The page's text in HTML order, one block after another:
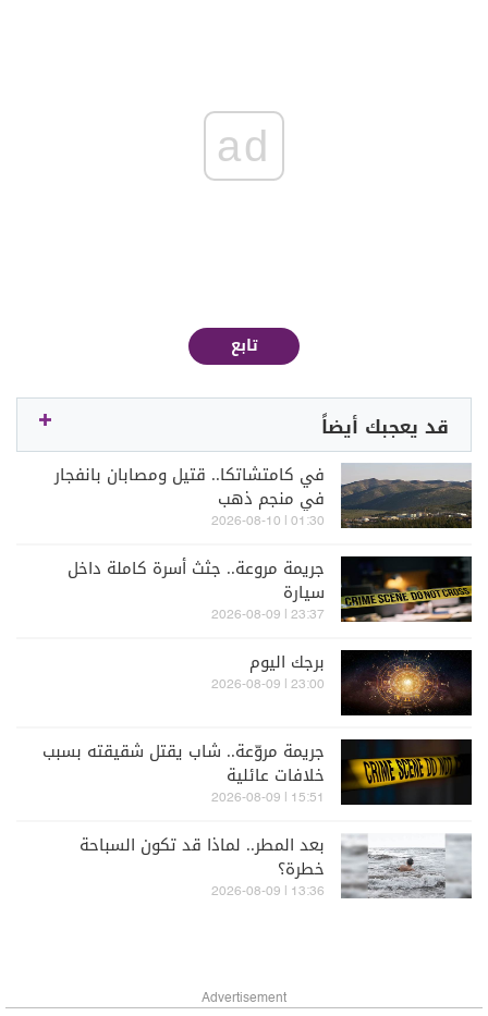
ad
تابع
قد يعجبك أيضاً
في كامتشاتكا.. قتيل ومصابان بانفجار
في منجم ذهب
01:30 | 2026-08-10
جريمة مروعة.. جثث أسرة كاملة داخل
سيارة
23:37 | 2026-08-09
برجك اليوم
23:00 | 2026-08-09
جريمة مروّعة.. شاب يقتل شقيقته بسبب
خلافات عائلية
15:51 | 2026-08-09
بعد المطر.. لماذا قد تكون السباحة
خطرة؟
13:36 | 2026-08-09
Advertisement